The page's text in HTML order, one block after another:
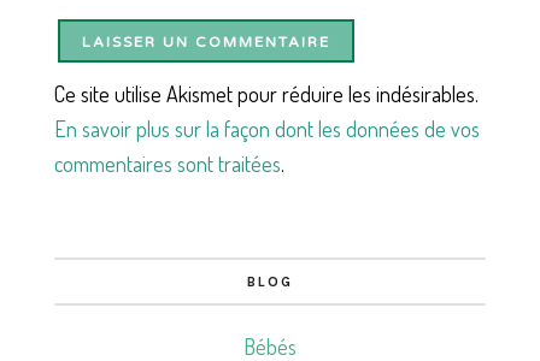
Ce site utilise Akismet pour réduire les indésirables.
En savoir plus sur la façon dont les données de vos
commentaires sont traitées.
BLOG
Bébés